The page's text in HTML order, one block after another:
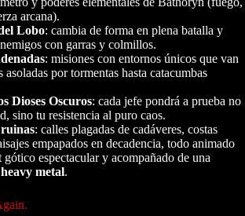
arcana).
Lobo: cambia de forma en plena batalla y
con garras y colmillos.
: misiones con entornos únicos que van
asoladas por tormentas hasta catacumbas
Dioses Oscuros: cada jefe pondrá a prueba no
sino tu resistencia al puro caos.
: calles plagadas de cadáveres, costas
empapados en decadencia, todo animado
espectacular y acompañado de una
metal.